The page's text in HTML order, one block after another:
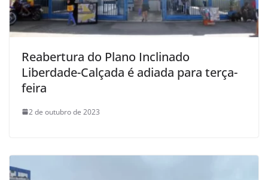
Reabertura do Plano Inclinado
Liberdade-Calçada é adiada para terça-
feira
2 de outubro de 2023